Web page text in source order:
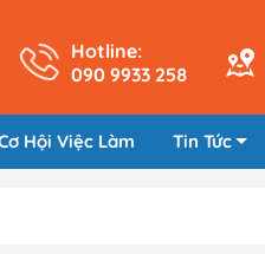
Hotline:
090 9933 258
Hội Việc Làm Tin Tức